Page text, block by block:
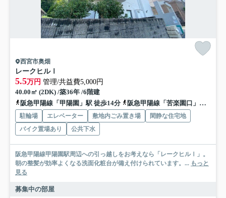
西宮市奥畑
レークヒルⅠ
5.5万円 管理/共益費5,000円
40.00㎡ (2DK) /築36年 /6階建
阪急甲陽線「甲陽園」駅 徒歩14分
阪急甲陽線「苦楽園口」駅 徒歩19分
駐輪場 エレベーター 敷地内ごみ置き場
閑静な住宅地
バイク置場あり
公共下水
阪急甲陽線甲陽園駅周辺への引っ越しをお考えなら「レークヒルⅠ」。
朝の整髪が効率よくなる洗面化粧台が備え付けられています。... もっと
見る
募集中の部屋